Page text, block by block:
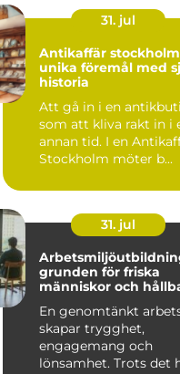
31. jul
Antikaffär stockholm hitta
unika föremål med
historia
Att gå in i en
som att kliva rakt in i
annan tid. I en
Stockholm möter b...
31. jul
grunden för friska
människor och
En genomtänkt
skapar trygghet,
engagemang och
lönsamhet. Trots det